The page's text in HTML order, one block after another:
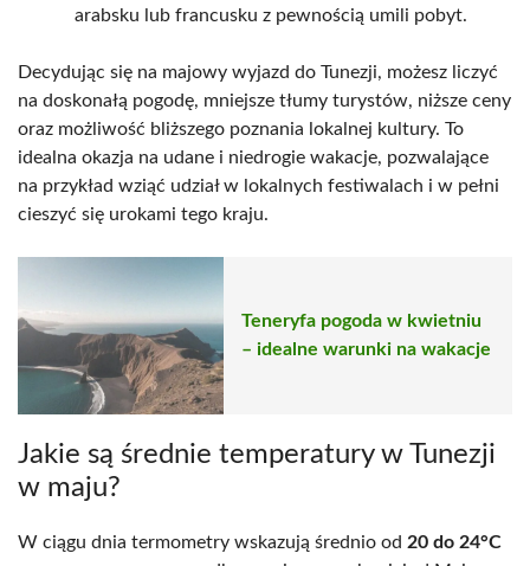
arabsku lub francusku z pewnością umili pobyt.
Decydując się na majowy wyjazd do Tunezji, możesz liczyć
na doskonałą pogodę, mniejsze tłumy turystów, niższe ceny
oraz możliwość bliższego poznania lokalnej kultury. To
idealna okazja na udane i niedrogie wakacje, pozwalające
na przykład wziąć udział w lokalnych festiwalach i w pełni
cieszyć się urokami tego kraju.
Teneryfa pogoda w kwietniu
– idealne warunki na wakacje
Jakie są średnie temperatury w Tunezji
w maju?
W ciągu dnia termometry wskazują średnio od 20 do 24°C